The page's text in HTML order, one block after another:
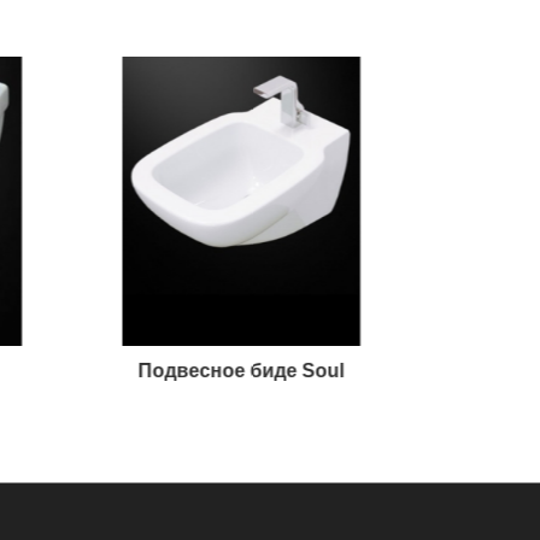
Подвесное биде Soul